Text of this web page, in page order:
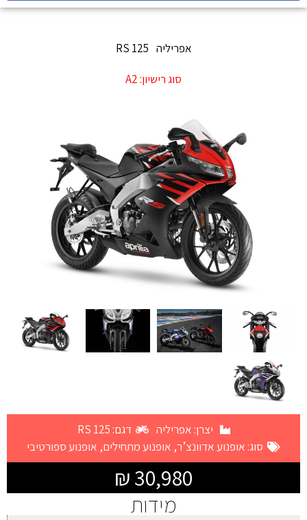
אפריליה RS 125
סוג רישיון:A2
יצרן: אפריליה
דגם: RS 125
סוג: אופנוע אדוונצ’ר, אופנוע מתחילים, אופנוע ספורטיבי
30,980 ₪
מידות